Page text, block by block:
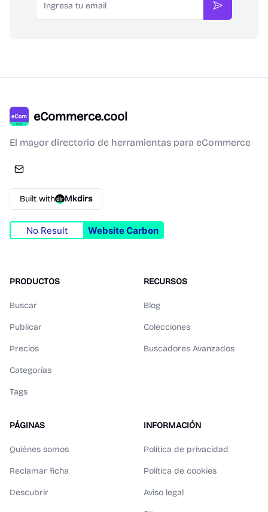
Suscribirse
eCommerce.cool
El mayor directorio de herramientas para eCommerce
Built with Mkdirs
No Result Website Carbon
PRODUCTOS
Buscar
Publicar
Precios
Categorías
Tags
RECURSOS
Blog
Colecciones
Buscadores Avanzados
PÁGINAS
Quiénes somos
Reclamar ficha
Descubrir
INFORMACIÓN
Política de privacidad
Política de cookies
Aviso legal